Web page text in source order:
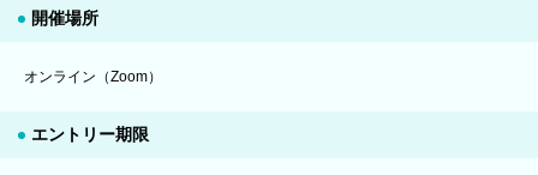
開催場所
オンライン（Zoom）
エントリー期限